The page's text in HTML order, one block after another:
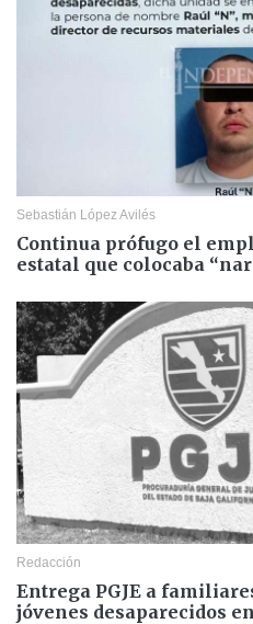
Sebastián López Avilés
Continua prófugo el
estatal que colocaba
Redacción
Entrega PGJE a
jóvenes desaparecidos